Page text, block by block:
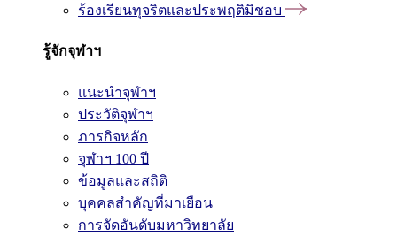
ร้องเรียนทุจริตและประพฤติมิชอบ
รู้จักจุฬาฯ
แนะนำจุฬาฯ
ประวัติจุฬาฯ
ภารกิจหลัก
จุฬาฯ 100 ปี
ข้อมูลและสถิติ
บุคคลสำคัญที่มาเยือน
การจัดอันดับมหาวิทยาลัย